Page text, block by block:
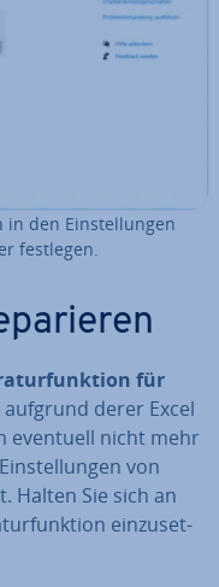
in den Ein­stel­lun­gen
festlegen.
für
derer Excel
eventuell nicht mehr
von
Halten Sie sich an
ein­zu­set­